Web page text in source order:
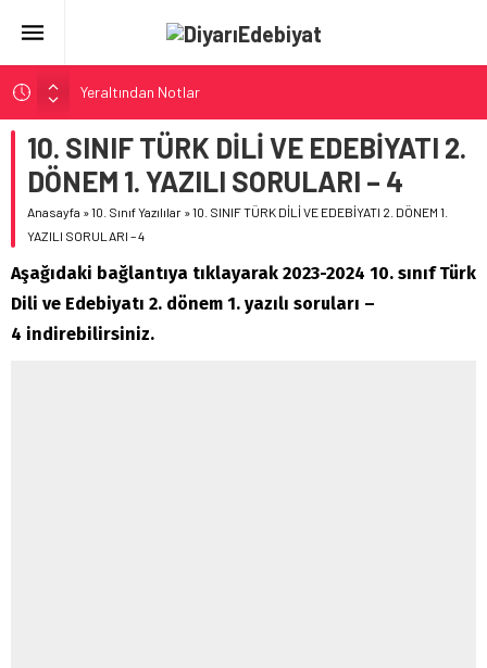
Yeraltından Notlar
Aylak Adam
Zebercet
Demiryolu Hikâyecileri
Korkuyu Beklerken
10. SINIF TÜRK DİLİ VE EDEBİYATI 2.
DÖNEM 1. YAZILI SORULARI – 4
Anasayfa »10. Sınıf Yazılılar »10. SINIF TÜRK DİLİ VE EDEBİYATI 2. DÖNEM 1.
YAZILI SORULARI – 4
Aşağıdaki bağlantıya tıklayarak 2023-2024 10. sınıf Türk
Dili ve Edebiyatı 2. dönem 1. yazılı soruları –
4 indirebilirsiniz.